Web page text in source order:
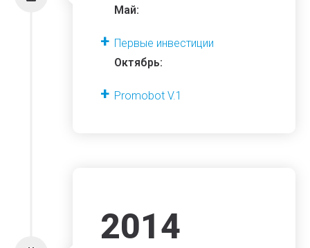
Май:
Первые инвестиции
Октябрь:
Promobot V.1
2014